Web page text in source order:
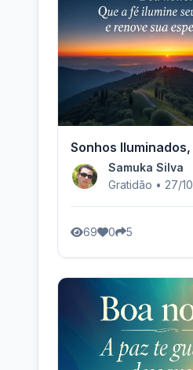
Sonhos
Samuka Silva
Gratidão • 27/
69 0 5